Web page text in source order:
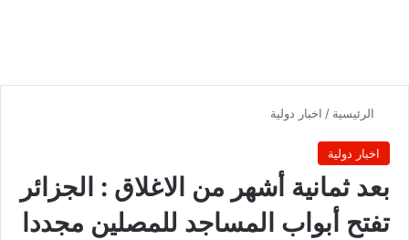
الرئيسية / اخبار دولية
اخبار دولية
بعد ثمانية أشهر من الاغلاق : الجزائر
تفتح أبواب المساجد للمصلين مجددا